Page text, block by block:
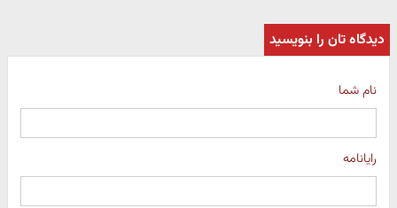
دیدگاه تان را بنویسید
نام شما
رایانامه